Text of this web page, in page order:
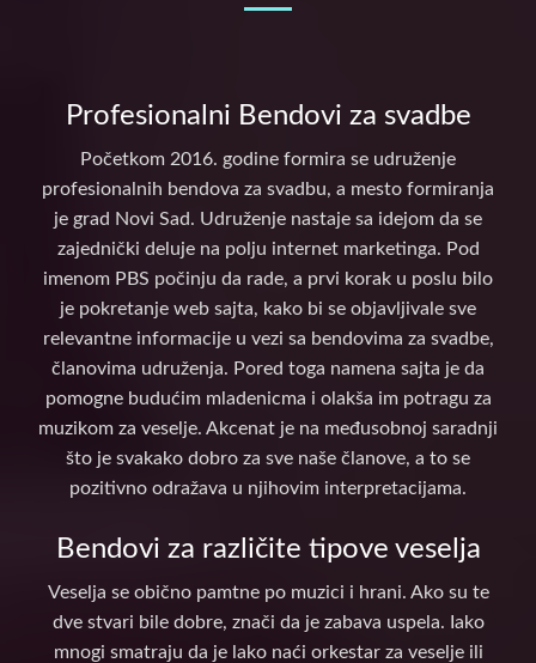
Profesionalni Bendovi za svadbe
Početkom 2016. godine formira se udruženje
profesionalnih bendova za svadbu, a mesto formiranja
je grad Novi Sad. Udruženje nastaje sa idejom da se
zajednički deluje na polju internet marketinga. Pod
imenom PBS počinju da rade, a prvi korak u poslu bilo
je pokretanje web sajta, kako bi se objavljivale sve
relevantne informacije u vezi sa bendovima za svadbe,
članovima udruženja. Pored toga namena sajta je da
pomogne budućim mladenicma i olakša im potragu za
muzikom za veselje. Akcenat je na međusobnoj saradnji
što je svakako dobro za sve naše članove, a to se
pozitivno odražava u njihovim interpretacijama.
Bendovi za različite tipove veselja
Veselja se obično pamtne po muzici i hrani. Ako su te
dve stvari bile dobre, znači da je zabava uspela. Iako
mnogi smatraju da je lako naći orkestar za veselje ili